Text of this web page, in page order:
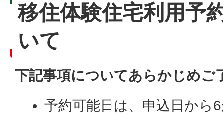
移住体験住宅利用予
いて
下記事項についてあらかじめご
予約可能日は、申込日から